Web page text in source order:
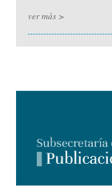
ver más >